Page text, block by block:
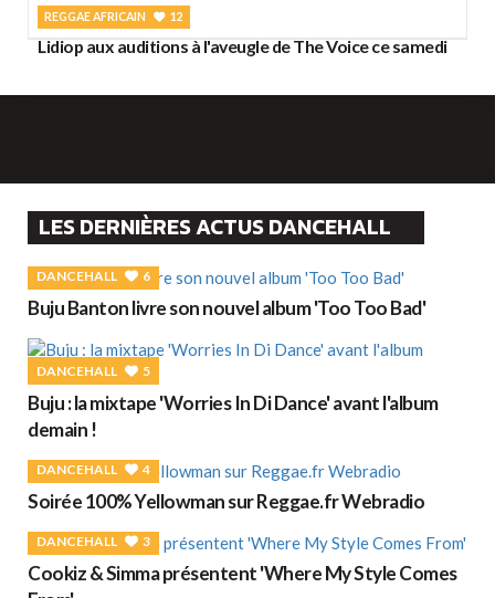
REGGAE AFRICAIN 12
Lidiop aux auditions à l'aveugle de The Voice ce samedi
LES DERNIÈRES ACTUS DANCEHALL
DANCEHALL 6
Buju Banton livre son nouvel album 'Too Too Bad'
DANCEHALL 5
Buju : la mixtape 'Worries In Di Dance' avant l'album
demain !
DANCEHALL 4
Soirée 100% Yellowman sur Reggae.fr Webradio
DANCEHALL 3
Cookiz & Simma présentent 'Where My Style Comes